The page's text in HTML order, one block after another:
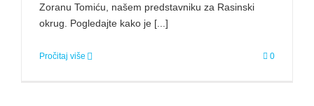
Zoranu Tomiću, našem predstavniku za Rasinski
okrug. Pogledajte kako je [...]
Pročitaj više 0